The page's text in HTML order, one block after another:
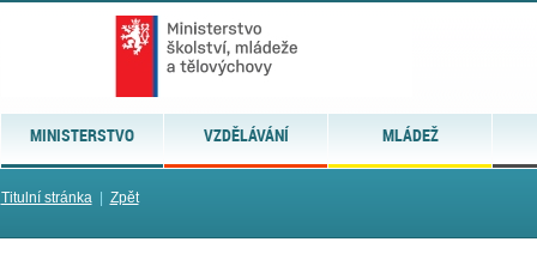
MINISTERSTVO VZDĚLÁVÁNÍ MLÁDEŽ
Titulní stránka| Zpět